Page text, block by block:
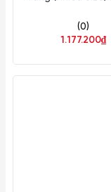
(0)
1.177.200₫